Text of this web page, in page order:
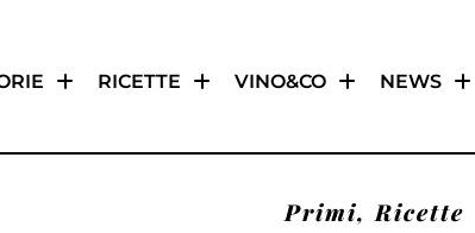
RICETTE VINO&CO NEWS
Primi, Ricette